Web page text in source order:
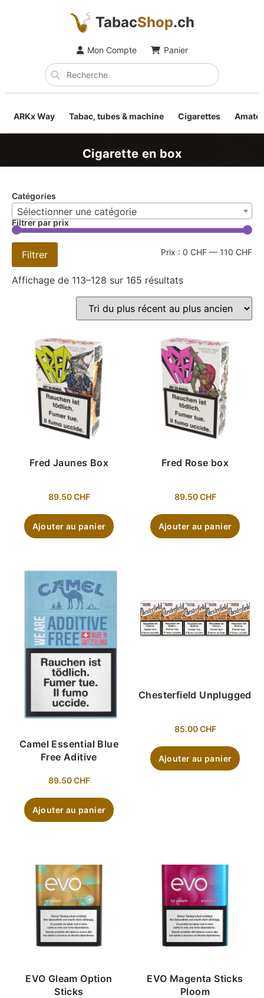
TabacShop.ch
Mon Compte Panier
ARKx Way Tabac, tubes & machine Cigarettes
Cigarette en box
Catégories
Sélectionner une catégorie
Filtrer par prix
Filtrer Prix : 0 CHF — 110 CHF
Affichage de 113–128 sur 165 résultats
Fred Jaunes Box
89.50CHF
Ajouter au panier
Fred Rose box
89.50CHF
Ajouter au panier
Camel Essential Blue
Free Aditive
89.50CHF
Ajouter au panier
Chesterfield Unplugged
85.00CHF
Ajouter au panier
EVO Gleam Option
Sticks
EVO Magenta Sticks
Ploom